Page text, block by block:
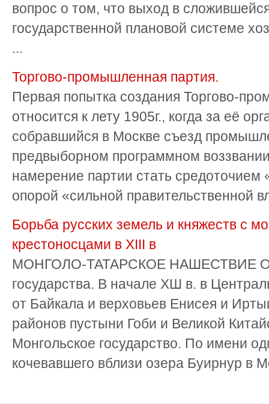
вопрос о том, что выход в
государственной плановой системе
...
Торгово-промышленная партия.
Первая попытка создания Торгово-
относится к лету 1905г., когда за её
собравшийся в Москве съезд
предвыборном программном
намерение партии стать средоточием
опорой «сильной правительственной
Борьба русских земель и княжеств с
крестоносцами в ХIII в
МОНГОЛО-ТАТАРСКОЕ НАШЕСТВИЕ
государства. В начале ХШ в. в
от Байкала и верховьев Енисея и
районов пустыни Гоби и Великой
Монгольское государство. По имени
кочевавшего вблизи озера Буирнур в